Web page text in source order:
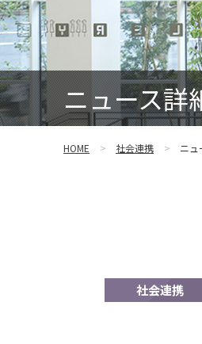
ニュース詳
HOME 社会連携 ニュ
社会連携